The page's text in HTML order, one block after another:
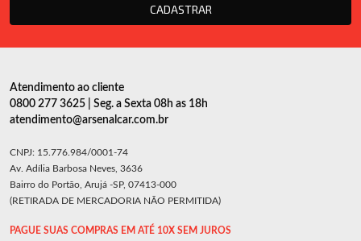
CADASTRAR
Atendimento ao cliente
0800 277 3625 | Seg. a Sexta 08h as 18h
atendimento@arsenalcar.com.br
CNPJ: 15.776.984/0001-74
Av. Adília Barbosa Neves, 3636
Bairro do Portão, Arujá -SP, 07413-000
(RETIRADA DE MERCADORIA NÃO PERMITIDA)
PAGUE SUAS COMPRAS EM ATÉ 10X SEM JUROS